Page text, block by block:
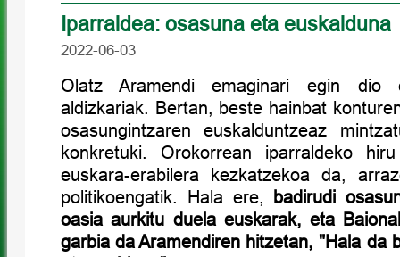
Iparraldea: osasuna eta euskalduna
2022-06-03
Olatz Aramendi emaginari egin dio
aldizkariak. Bertan, beste hainbat
osasungintzaren euskalduntzeaz
konkretuki. Orokorrean iparraldeko
euskara-erabilera kezkatzekoa da,
politikoengatik. Hala ere, badirudi
oasia aurkitu duela euskarak, eta
garbia da Aramendiren hitzetan, "Hala da